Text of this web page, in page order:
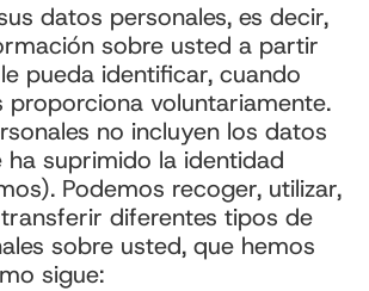
datos personales, es decir,
sobre usted a partir
pueda identificar, cuando
proporciona voluntariamente.
no incluyen los datos
ha suprimido la identidad
Podemos recoger, utilizar,
diferentes tipos de
sobre usted, que hemos
sigue: